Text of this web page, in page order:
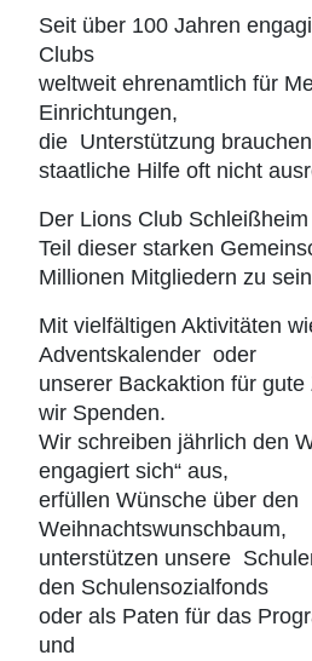
Seit über 100 Jahren
Clubs
weltweit ehrenamtlich für
Einrichtungen,
die Unterstützung
staatliche Hilfe oft nicht
Der Lions Club
Teil dieser starken
Millionen Mitgliedern zu
Mit vielfältigen Aktivitäten
Adventskalender oder
unserer Backaktion für
wir Spenden.
Wir schreiben jährlich den
engagiert sich“ aus,
erfüllen Wünsche über den
Weihnachtswunschbaum,
unterstützen unsere
den Schulensozialfonds
oder als Paten für das
und